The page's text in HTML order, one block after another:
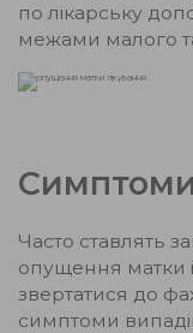
по лікарську
межами малого
Часто ставлять
опущення матки
звертатися до
симптоми